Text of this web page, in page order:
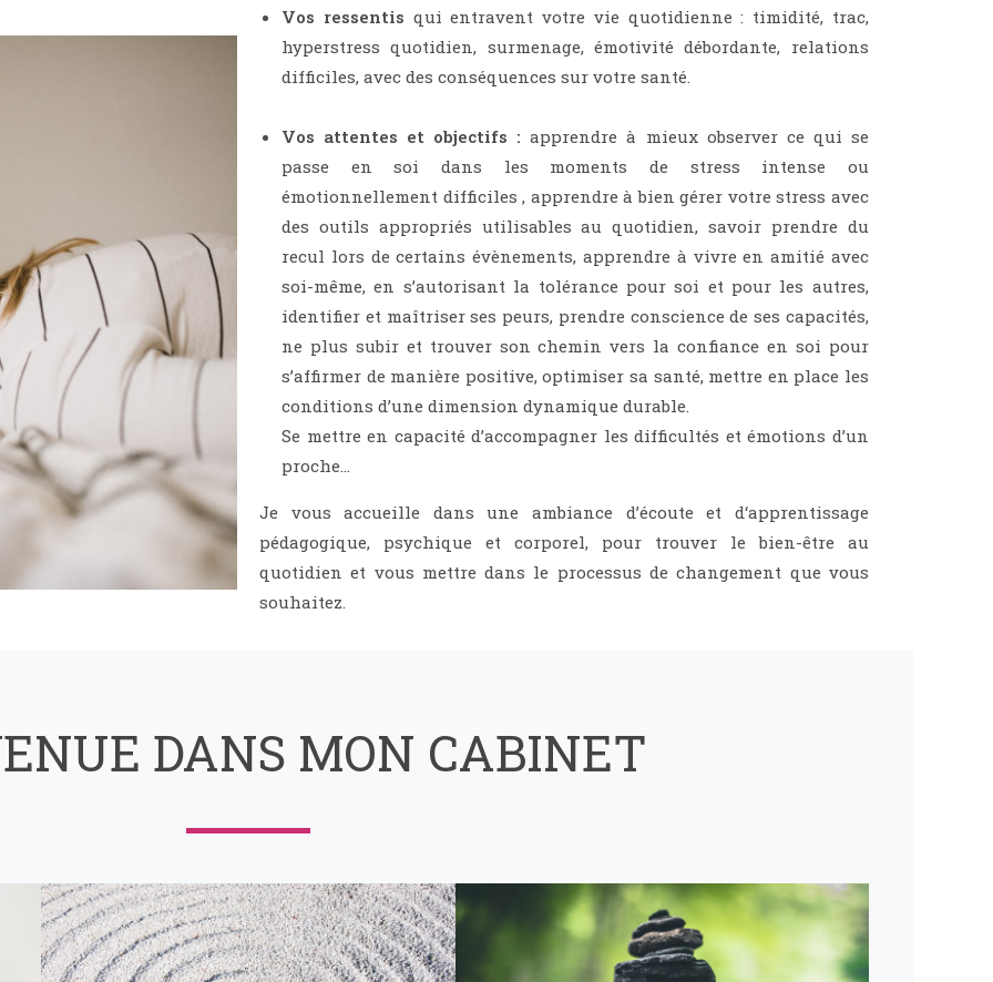
Vos ressentis qui entravent votre vie quotidienne : timidité, trac,
hyperstress quotidien, surmenage, émotivité débordante, relations
difficiles, avec des conséquences sur votre santé.
Vos attentes et objectifs : apprendre à mieux observer ce qui se
passe en soi dans les moments de stress intense ou
émotionnellement difficiles , apprendre à bien gérer votre stress avec
des outils appropriés utilisables au quotidien, savoir prendre du
recul lors de certains évènements, apprendre à vivre en amitié avec
soi-même, en s’autorisant la tolérance pour soi et pour les autres,
identifier et maîtriser ses peurs, prendre conscience de ses capacités,
ne plus subir et trouver son chemin vers la confiance en soi pour
s’affirmer de manière positive, optimiser sa santé, mettre en place les
conditions d’une dimension dynamique durable.
Se mettre en capacité d’accompagner les difficultés et émotions d’un
proche…
Je vous accueille dans une ambiance d’écoute et d‘apprentissage
pédagogique, psychique et corporel, pour trouver le bien-être au
quotidien et vous mettre dans le processus de changement que vous
souhaitez.
DANS MON CABINET